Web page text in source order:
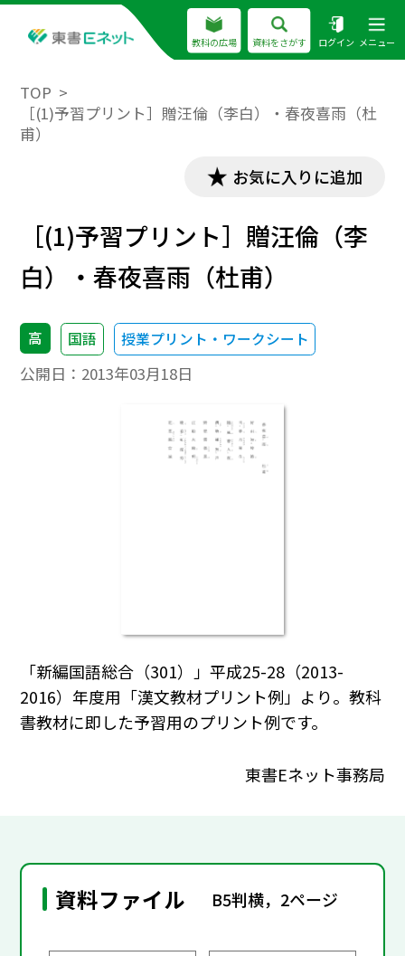
教科の広場 資料をさがす ログイン メニュー
TOP
［(1)予習プリント］贈汪倫（李白）・春夜喜雨（杜
甫）
お気に入りに追加
［(1)予習プリント］贈汪倫（李
白）・春夜喜雨（杜甫）
高 国語 授業プリント・ワークシート
公開日： 2013年03月18日
「新編国語総合（301）」平成25-28（2013-
2016）年度用「漢文教材プリント例」より。教科
書教材に即した予習用のプリント例です。
東書Eネット事務局
資料ファイル B5判横，2ページ